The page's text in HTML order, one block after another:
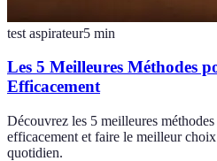
test aspirateur5 min
Les 5 Meilleures Méthodes
Efficacement
Découvrez les 5 meilleures
efficacement et faire le meilleur
quotidien.